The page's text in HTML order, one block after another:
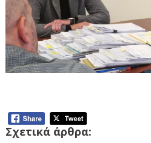
Σχετικά άρθρα: